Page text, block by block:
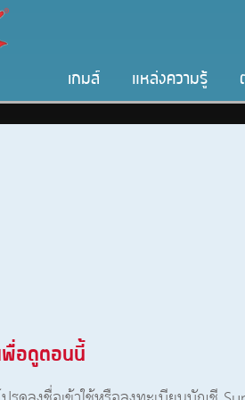
เกมส์ แหล่งความรู้
พื่อดูตอนนี้